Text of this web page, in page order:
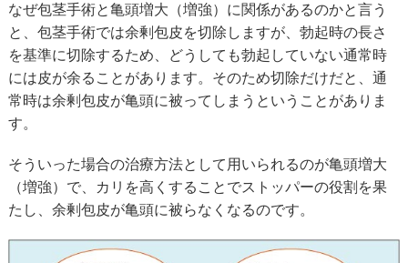
なぜ包茎手術と亀頭増大（増強）に関係があるのかと言う
と、包茎手術では余剰包皮を切除しますが、勃起時の長さ
を基準に切除するため、どうしても勃起していない通常時
には皮が余ることがあります。そのため切除だけだと、通
常時は余剰包皮が亀頭に被ってしまうということがありま
す。
そういった場合の治療方法として用いられるのが亀頭増大
（増強）で、カリを高くすることでストッパーの役割を果
たし、余剰包皮が亀頭に被らなくなるのです。